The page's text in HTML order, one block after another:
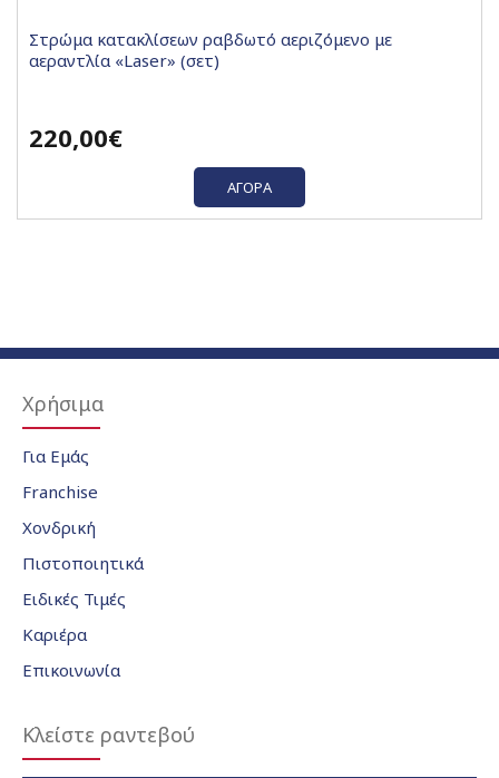
Στρώμα κατακλίσεων ραβδωτό αεριζόμενο με
αεραντλία «Laser» (σετ)
220,00€
ΑΓΟΡΆ
Χρήσιμα
Για Εμάς
Franchise
Χονδρική
Πιστοποιητικά
Ειδικές Τιμές
Καριέρα
Επικοινωνία
Κλείστε ραντεβού